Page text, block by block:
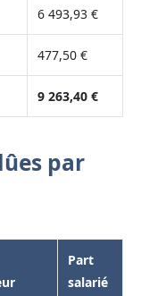
6 493,93 €
477,50 €
9 263,40 €
par
Part
salarié